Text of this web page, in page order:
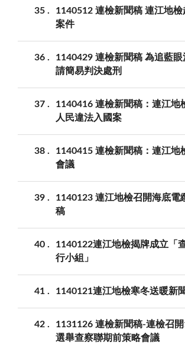
35
1140512 連檢新聞稿 連江地
案件
36
1140429 連檢新聞稿 為追藍
請簡易判決處刑
37
1140416 連檢新聞稿：連江地
人民違法入國案
38
1140415 連檢新聞稿：連江地
會議
39
1140123 連江地檢召開海底電
稿
40
1140122連江地檢揭牌成立「
行小組」
41 1140121連江地檢寒冬送暖新
42
1131126 連檢新聞稿-連檢召
選舉查察聯期前策略會議